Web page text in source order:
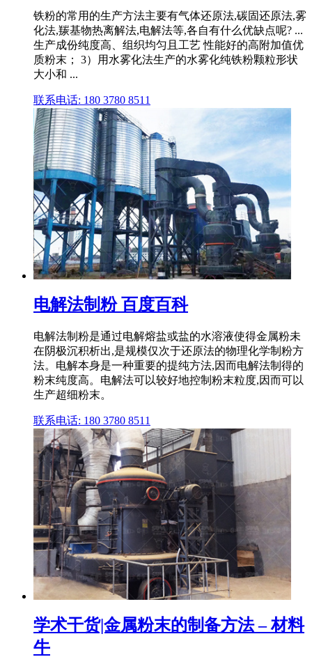
铁粉的常用的生产方法主要有气体还原法,碳固还原法,雾
化法,羰基物热离解法,电解法等,各自有什么优缺点呢? ...
生产成份纯度高、组织均匀且工艺 性能好的高附加值优
质粉末； 3）用水雾化法生产的水雾化纯铁粉颗粒形状
大小和 ...
联系电话: 180 3780 8511
电解法制粉 百度百科
电解法制粉是通过电解熔盐或盐的水溶液使得金属粉未
在阴极沉积析出,是规模仅次于还原法的物理化学制粉方
法。电解本身是一种重要的提纯方法,因而电解法制得的
粉末纯度高。电解法可以较好地控制粉末粒度,因而可以
生产超细粉末。
联系电话: 180 3780 8511
学术干货|金属粉末的制备方法 – 材料
牛